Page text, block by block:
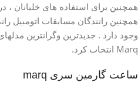
همچنین برای استفاده های خلبانان ،
همچنین رانندگان مسابقات اتومبیل
وجود دارد . جدیدترین وگرانترین
Marq انتخاب کرد.
ساعت گارمین سری marq